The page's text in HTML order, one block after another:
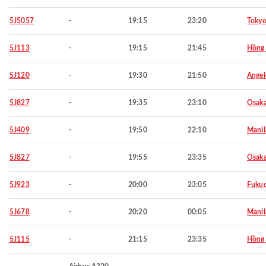
5J5057 - 19:15 23:20 Tokyo
5J113 - 19:15 21:45
5J120 - 19:30 21:50
5J827 - 19:35 23:10
5J409 - 19:50 22:10
5J827 - 19:55 23:35
5J923 - 20:00 23:05
5J678 - 20:20 00:05
5J115 - 21:15 23:35